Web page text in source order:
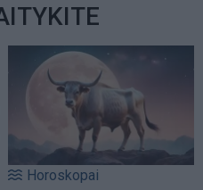
Horoskopai